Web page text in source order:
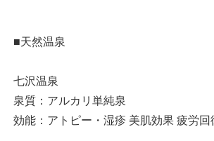
■天然温泉
七沢温泉
泉質：アルカリ単純泉
効能：アトピー・湿疹 美肌効果 疲労回